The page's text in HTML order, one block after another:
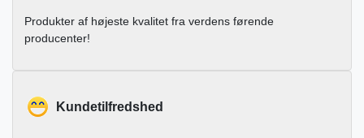
Produkter af højeste kvalitet fra verdens førende
producenter!
Kundetilfredshed